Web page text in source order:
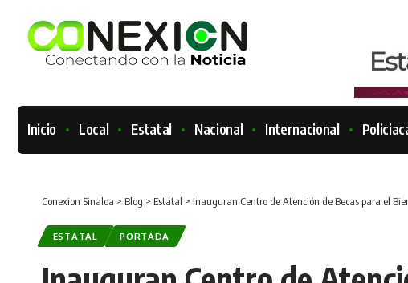
Inicio Local Estatal Nacional Internacional
Conexion Sinaloa > Blog > Estatal > Inauguran Centro de Atención de Becas para el
ESTATAL PORTADA